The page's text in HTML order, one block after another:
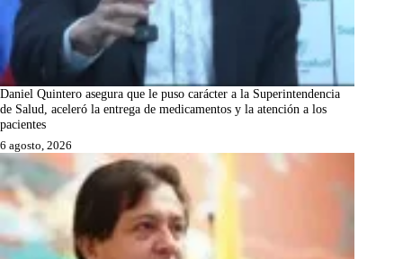
Daniel Quintero asegura que le puso carácter a la Superintendencia
de Salud, aceleró la entrega de medicamentos y la atención a los
pacientes
6 agosto, 2026